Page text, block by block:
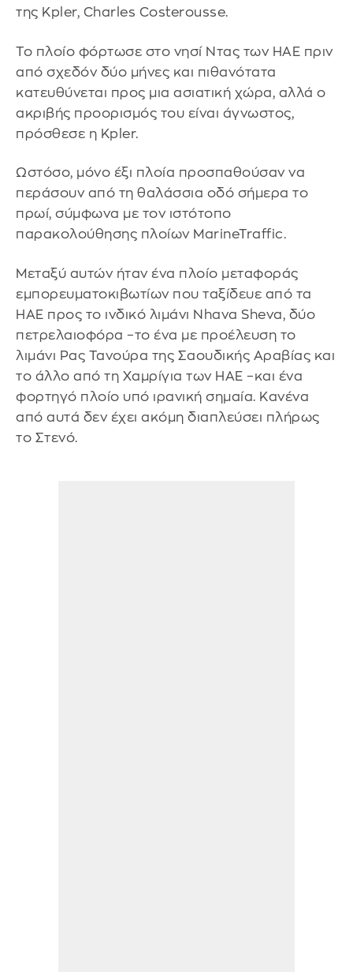
της Kpler, Charles Costerousse.
Το πλοίο φόρτωσε στο νησί Ντας των ΗΑΕ πριν
από σχεδόν δύο μήνες και πιθανότατα
κατευθύνεται προς μια ασιατική χώρα, αλλά ο
ακριβής προορισμός του είναι άγνωστος,
πρόσθεσε η Kpler.
Ωστόσο, μόνο έξι πλοία προσπαθούσαν να
περάσουν από τη θαλάσσια οδό σήμερα το
πρωί, σύμφωνα με τον ιστότοπο
παρακολούθησης πλοίων MarineTraffic.
Μεταξύ αυτών ήταν ένα πλοίο μεταφοράς
εμπορευματοκιβωτίων που ταξίδευε από τα
ΗΑΕ προς το ινδικό λιμάνι Nhava Sheva, δύο
πετρελαιοφόρα –το ένα με προέλευση το
λιμάνι Ρας Τανούρα της Σαουδικής Αραβίας και
το άλλο από τη Χαμρίγια των ΗΑΕ –και ένα
φορτηγό πλοίο υπό ιρανική σημαία. Κανένα
από αυτά δεν έχει ακόμη διαπλεύσει πλήρως
το Στενό.